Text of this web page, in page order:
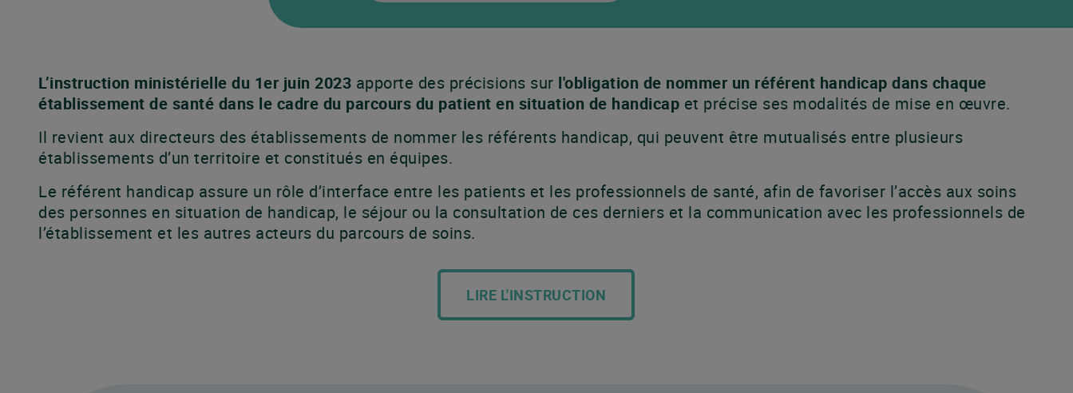
L’instruction ministérielle du 1er juin 2023 apporte des précisions sur l'obligation de nommer un référent handicap dans chaque
établissement de santé dans le cadre du parcours du patient en situation de handicap et précise ses modalités de mise en œuvre.
Il revient aux directeurs des établissements de nommer les référents handicap, qui peuvent être mutualisés entre plusieurs
établissements d’un territoire et constitués en équipes.
Le référent handicap assure un rôle d’interface entre les patients et les professionnels de santé, afin de favoriser l’accès aux soins
des personnes en situation de handicap, le séjour ou la consultation de ces derniers et la communication avec les professionnels de
l’établissement et les autres acteurs du parcours de soins.
LIRE L'INSTRUCTION